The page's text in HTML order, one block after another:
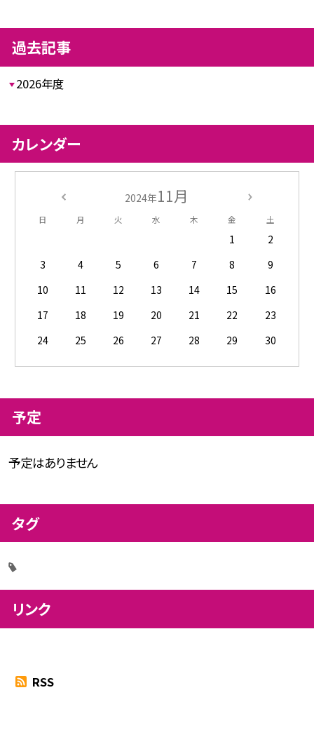
過去記事
2026年度
カレンダー
2024年11月
日 月 火 水 木 金 土
1
2
3
4 5 6 7 8
9
10
11 12 13 14 15
16
17
18 19 20 21 22
23
24
25 26 27 28 29 30
予定
予定はありません
タグ
リンク
RSS